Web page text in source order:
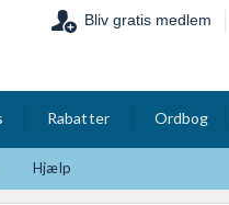
Bliv gratis medlem
Rabatter Ordbog
Hjælp